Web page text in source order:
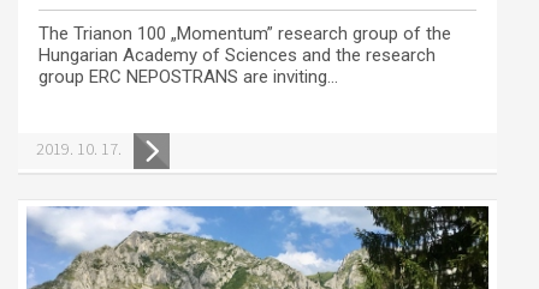
The Trianon 100 „Momentum” research group of the
Hungarian Academy of Sciences and the research
group ERC NEPOSTRANS are inviting...
2019. 10. 17.